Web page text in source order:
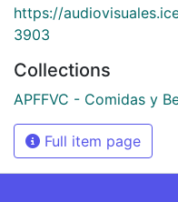
https://
3903
Collections
APFFVC - Comidas y
Full item page